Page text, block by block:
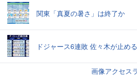
関東「真夏の暑さ」は終了か
ドジャース6連敗 佐々木が止める
画像アクセス